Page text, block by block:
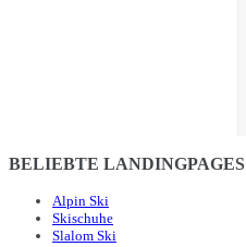
BELIEBTE LANDINGPAGES
Alpin Ski
Skischuhe
Slalom Ski